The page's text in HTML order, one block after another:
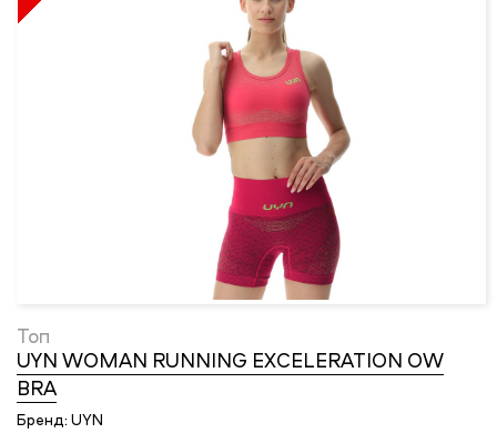
Топ
UYN WOMAN RUNNING EXCELERATION OW
BRA
Бренд: UYN